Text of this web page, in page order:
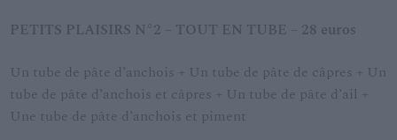
PETITS PLAISIRS N°2 – TOUT EN TUBE – 28 euros
Un tube de pâte d’anchois + Un tube de pâte de câpres + Un
tube de pâte d’anchois et câpres + Un tube de pâte d’ail +
Une tube de pâte d’anchois et piment